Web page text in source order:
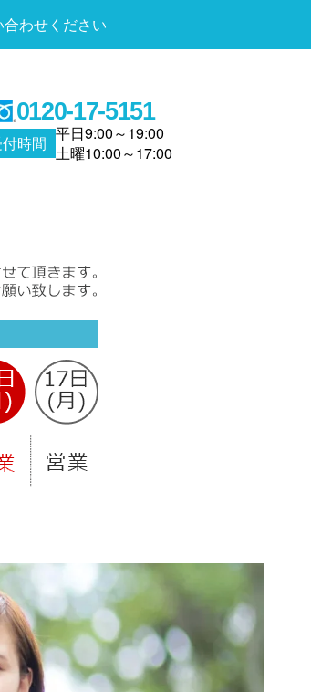
わせください
0120-17-5151
時間 平日9:00～19:00
土曜10:00～17:00